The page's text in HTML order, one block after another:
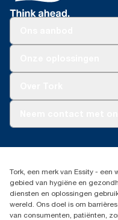
Productklacht
Dispenserklacht
030 - 698 46 66
Essity Netherlands
Arnhemse Bovenweg
3708 AH ZEIST
Nederland
Tork, een merk van Essity -
gebied van hygiëne en
diensten en oplossingen
wereld. Ons doel is om
van consumenten, patiënten,